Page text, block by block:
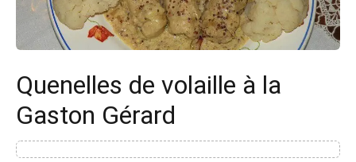
Quenelles de volaille à la
Gaston Gérard